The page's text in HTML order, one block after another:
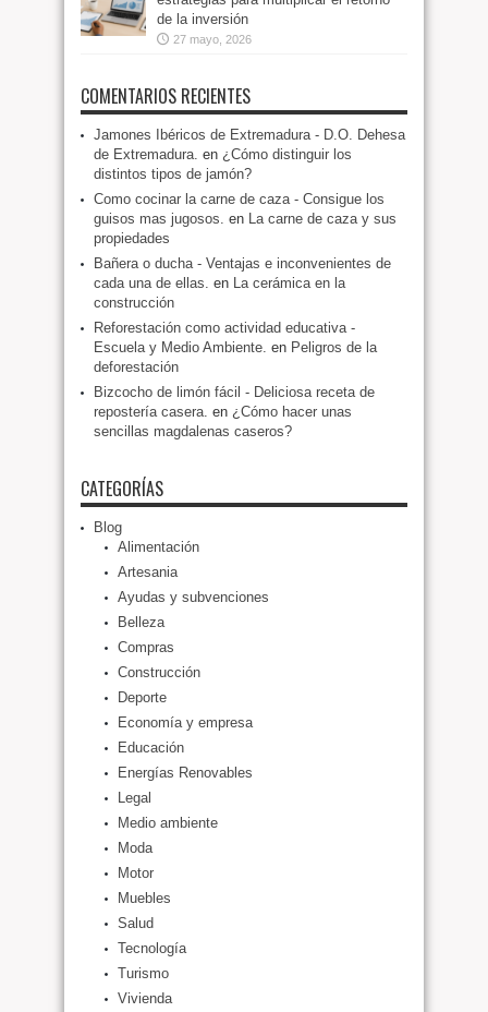
de la inversión
27 mayo, 2026
COMENTARIOS RECIENTES
Jamones Ibéricos de Extremadura - D.O. Dehesa
de Extremadura. en ¿Cómo distinguir los
distintos tipos de jamón?
Como cocinar la carne de caza - Consigue los
guisos mas jugosos. en La carne de caza y sus
propiedades
Bañera o ducha - Ventajas e inconvenientes de
cada una de ellas. en La cerámica en la
construcción
Reforestación como actividad educativa -
Escuela y Medio Ambiente. en Peligros de la
deforestación
Bizcocho de limón fácil - Deliciosa receta de
repostería casera. en ¿Cómo hacer unas
sencillas magdalenas caseros?
CATEGORÍAS
Blog
Alimentación
Artesania
Ayudas y subvenciones
Belleza
Compras
Construcción
Deporte
Economía y empresa
Educación
Energías Renovables
Legal
Medio ambiente
Moda
Motor
Muebles
Salud
Tecnología
Turismo
Vivienda